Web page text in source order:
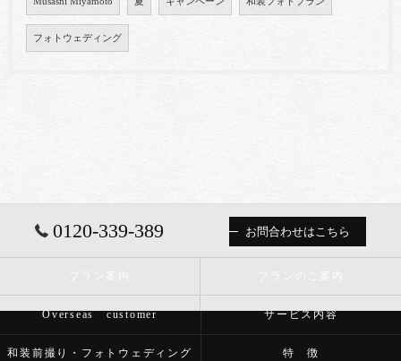
フォトウェディング
0120-339-389 お問合わせはこちら
Overseas customer サービス内容
和装前撮り・フォトウェディング 特 徴